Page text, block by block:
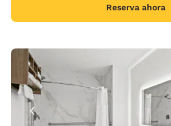
Reserva ahora